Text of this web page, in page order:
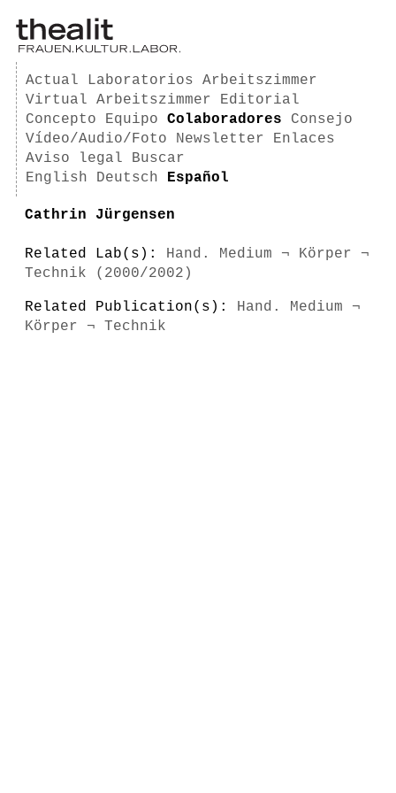
Actual Laboratorios
Arbeitszimmer
Virtual Arbeitszimmer
Editorial
Concepto
Equipo Colaboradores
Consejo
Vídeo/Audio/Foto
Newsletter
Enlaces
Aviso legal
Buscar
English
Deutsch Español
Cathrin Jürgensen
Related Lab(s): Hand. Medium ¬ Körper ¬
Technik (2000/2002)
Related Publication(s): Hand. Medium ¬
Körper ¬ Technik